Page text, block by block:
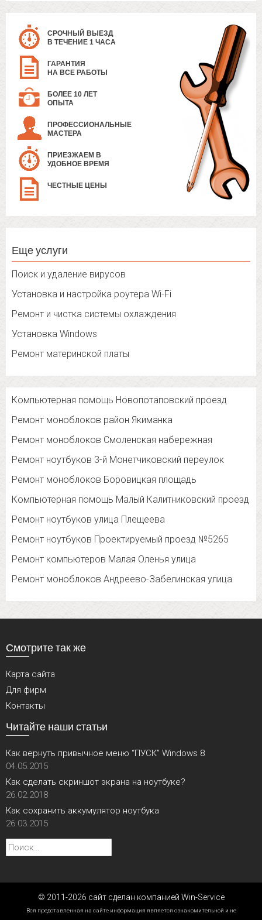
СРОЧНЫЙ ВЫЕЗД
В ТЕЧЕНИЕ 1 ЧАСА
ГАРАНТИЯ
НА ВСЕ РАБОТЫ
БОЛЕЕ 10 ЛЕТ
ОПЫТА
ПРОФЕССИОНАЛЬНЫЕ
МАСТЕРА
ПРИЕЗЖАЕМ В
УДОБНОЕ ВРЕМЯ
ЧЕСТНЫЕ ЦЕНЫ
Еще услуги
Поиск и удаление вирусов
Установка и настройка роутера Wi-Fi
Ремонт и чистка системы охлаждения
Установка Windows
Ремонт материнской платы
Компьютерная помощь Новопотаповский проезд
Ремонт моноблоков район Якиманка
Ремонт моноблоков Смоленская набережная
Ремонт ноутбуков 3-й Монетчиковский переулок
Ремонт моноблоков Боровицкая площадь
Компьютерная помощь Малый Калитниковский проезд
Ремонт ноутбуков улица Плещеева
Ремонт ноутбуков Проектируемый проезд №5265
Ремонт компьютеров Малая Оленья улица
Ремонт моноблоков Андреево-Забелинская улица
Смотрите так же
Карта сайта
Для фирм
Контакты
Читайте наши статьи
Как вернуть привычное меню “ПУСК” Windows 8
04.05.2015
Как сделать скриншот экрана на ноутбуке?
26.02.2018
Как сохранить аккумулятор ноутбука
26.03.2015
Найти:
© 2011-2026 сайт сделан компанией Win-Service
Вся представленная на сайте информация является ознакомительной и не